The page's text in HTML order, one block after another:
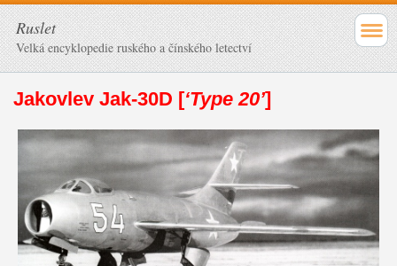
Ruslet
Velká encyklopedie ruského a čínského letectví
Jakovlev Jak-30D [‘Type 20’]